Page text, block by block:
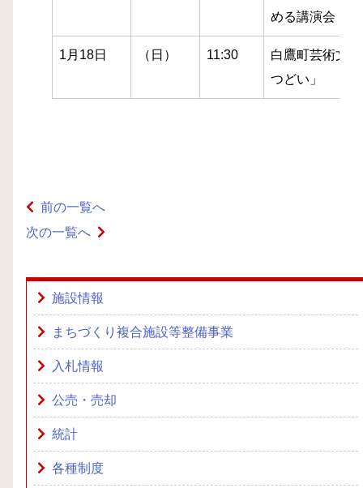
める講演会
1月18日 （日） 11:30
白鷹町芸術文
つどい」
前の一覧へ
次の一覧へ
施設情報
まちづくり複合施設等整備事業
入札情報
公売・売却
統計
各種制度